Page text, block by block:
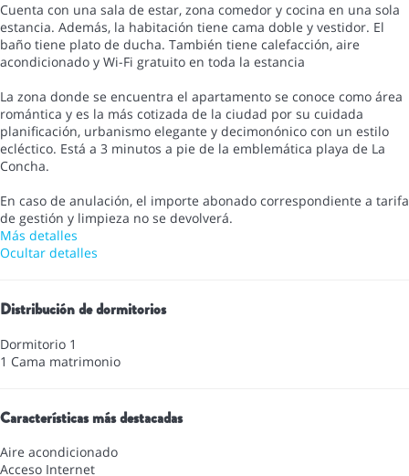
Cuenta con una sala de estar, zona comedor y cocina en una sola
estancia. Además, la habitación tiene cama doble y vestidor. El
baño tiene plato de ducha. También tiene calefacción, aire
acondicionado y Wi-Fi gratuito en toda la estancia
La zona donde se encuentra el apartamento se conoce como área
romántica y es la más cotizada de la ciudad por su cuidada
planificación, urbanismo elegante y decimonónico con un estilo
ecléctico. Está a 3 minutos a pie de la emblemática playa de La
Concha.
En caso de anulación, el importe abonado correspondiente a tarifa
de gestión y limpieza no se devolverá.
Más detalles
Ocultar detalles
Distribución de dormitorios
Dormitorio 1
1 Cama matrimonio
Características más destacadas
Aire acondicionado
Acceso Internet